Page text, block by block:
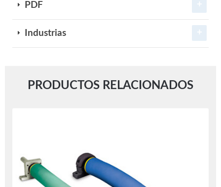
PDF
Industrias
PRODUCTOS RELACIONADOS